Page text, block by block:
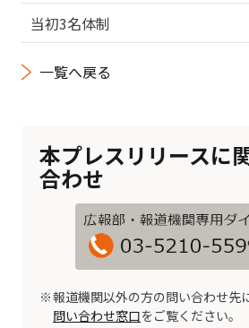
当初3名体制
一覧へ戻る
本プレスリリースに
合わせ
報道機関以外の方の問い合わせ先
問い合わせ窓口をご覧ください。